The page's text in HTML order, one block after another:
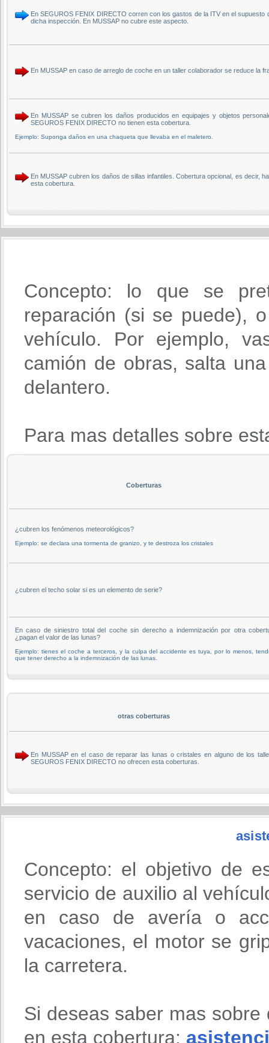
En SEGUROS FENIX DIRECTO corren con los gastos de la ITV en el
dicha inspección. En MUSSAP no cubre este aspecto.
En MUSSAP en caso de arreglo de coche en un taller colaborador se reduce la
En MUSSAP se cubren los daños producidos en equipajes y objetos
SEGUROS FENIX DIRECTO no tienen esta cobertura.
Ejemplo: Suponga daños en una chaqueta que llevaba en el maletero.
En MUSSAP cubren los daños de sillas infantiles. Cobertura opcional, es decir,
esta cobertura.
Concepto: lo que se
reparación (si se puede),
vehículo. Por ejemplo,
camión de obras, salta
delantero.
Para mas detalles sobre
Coberturas
¿cubren los fenómenos meteorológicos?
Ejemplo: se declara una tormenta de granizo, y te destroza los cristales
¿cubren el techo solar si es un elemento de serie?
En caso de siniestro total del coche sin derecho a indemnización por otra
¿pagan el valor de las lunas?
Ejemplo: tienes el coche a terceros, y la culpa del accidente es tuya, por lo menos,
que tener derecho a la indemnización de las lunas.
otras coberturas
En MUSSAP en el caso de reparar las lunas o cristales en alguno de los
SEGUROS FENIX DIRECTO no ofrecen esta coberturas.
Concepto: el objetivo de
servicio de auxilio al
en caso de avería o
vacaciones, el motor se
la carretera.
Si deseas saber mas
en esta cobertura: